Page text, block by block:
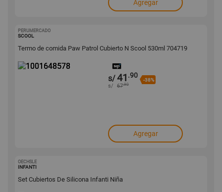
Agregar
PERUMERCADO
SCOOL
Termo de comida Paw Patrol Cubierto N Scool 530ml 704719
s/41 .90
-38%
s/ 67.90
Agregar
OECHSLE
INFANTI
Set Cubiertos De Silicona Infanti Niña